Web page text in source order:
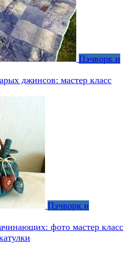
Пэчворк и
джинсов: мастер класс
Пэчворк и
фото мастер класс